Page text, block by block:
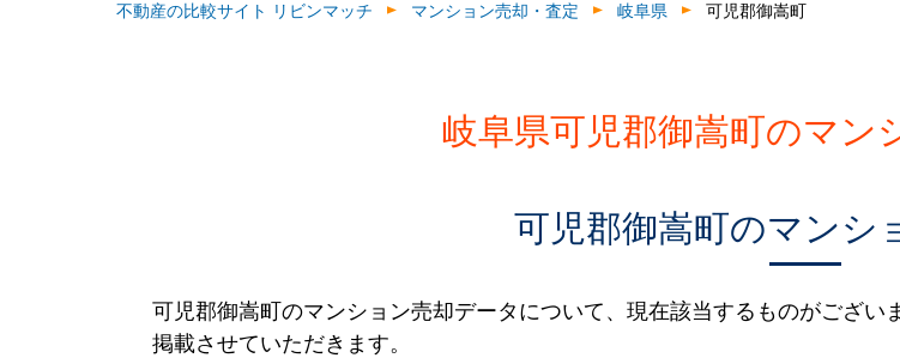
不動産の比較サイト リビンマッチ マンション売却・査定 岐阜県 可児郡御嵩町
岐阜県可児郡御嵩町のマン
可児郡御嵩町のマンシ
可児郡御嵩町のマンション売却データについて、現在該当するものがござ
掲載させていただきます。